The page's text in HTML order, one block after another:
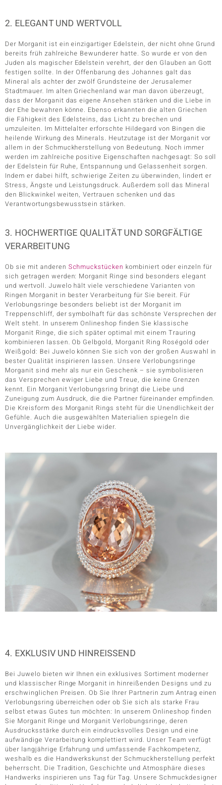
2. ELEGANT UND WERTVOLL
Der Morganit ist ein einzigartiger Edelstein, der nicht ohne Grund
bereits früh zahlreiche Bewunderer hatte. So wurde er von den
Juden als magischer Edelstein verehrt, der den Glauben an Gott
festigen sollte. In der Offenbarung des Johannes galt das
Mineral als achter der zwölf Grundsteine der Jerusalemer
Stadtmauer. Im alten Griechenland war man davon überzeugt,
dass der Morganit das eigene Ansehen stärken und die Liebe in
der Ehe bewahren könne. Ebenso erkannten die alten Griechen
die Fähigkeit des Edelsteins, das Licht zu brechen und
umzuleiten. Im Mittelalter erforschte Hildegard von Bingen die
heilende Wirkung des Minerals. Heutzutage ist der Morganit vor
allem in der Schmuckherstellung von Bedeutung. Noch immer
werden im zahlreiche positive Eigenschaften nachgesagt: So soll
der Edelstein für Ruhe, Entspannung und Gelassenheit sorgen.
Indem er dabei hilft, schwierige Zeiten zu überwinden, lindert er
Stress, Ängste und Leistungsdruck. Außerdem soll das Mineral
den Blickwinkel weiten, Vertrauen schenken und das
Verantwortungsbewusstsein stärken.
3. HOCHWERTIGE QUALITÄT UND SORGFÄLTIGE
VERARBEITUNG
Ob sie mit anderen Schmuckstücken kombiniert oder einzeln für
sich getragen werden: Morganit Ringe sind besonders elegant
und wertvoll. Juwelo hält viele verschiedene Varianten von
Ringen Morganit in bester Verarbeitung für Sie bereit. Für
Verlobungsringe besonders beliebt ist der Morganit im
Treppenschliff, der symbolhaft für das schönste Versprechen der
Welt steht. In unserem Onlineshop finden Sie klassische
Morganit Ringe, die sich später optimal mit einem Trauring
kombinieren lassen. Ob Gelbgold, Morganit Ring Roségold oder
Weißgold: Bei Juwelo können Sie sich von der großen Auswahl in
bester Qualität inspirieren lassen. Unsere Verlobungsringe
Morganit sind mehr als nur ein Geschenk – sie symbolisieren
das Versprechen ewiger Liebe und Treue, die keine Grenzen
kennt. Ein Morganit Verlobungsring bringt die Liebe und
Zuneigung zum Ausdruck, die die Partner füreinander empfinden.
Die Kreisform des Morganit Rings steht für die Unendlichkeit der
Gefühle. Auch die ausgewählten Materialien spiegeln die
Unvergänglichkeit der Liebe wider.
4. EXKLUSIV UND HINREISSEND
Bei Juwelo bieten wir Ihnen ein exklusives Sortiment moderner
und klassischer Ringe Morganit in hinreißenden Designs und zu
erschwinglichen Preisen. Ob Sie Ihrer Partnerin zum Antrag einen
Verlobungsring überreichen oder ob Sie sich als starke Frau
selbst etwas Gutes tun möchten: In unserem Onlineshop finden
Sie Morganit Ringe und Morganit Verlobungsringe, deren
Ausdrucksstärke durch ein eindrucksvolles Design und eine
aufwändige Verarbeitung komplettiert wird. Unser Team verfügt
über langjährige Erfahrung und umfassende Fachkompetenz,
weshalb es die Handwerkskunst der Schmuckherstellung perfekt
beherrscht. Die Tradition, Geschichte und Atmosphäre dieses
Handwerks inspirieren uns Tag für Tag. Unsere Schmuckdesigner